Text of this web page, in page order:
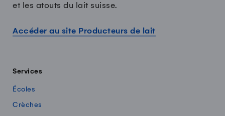
et les atouts du lait suisse.
Accéder au site Producteurs de lait
Services
Écoles
Crèches